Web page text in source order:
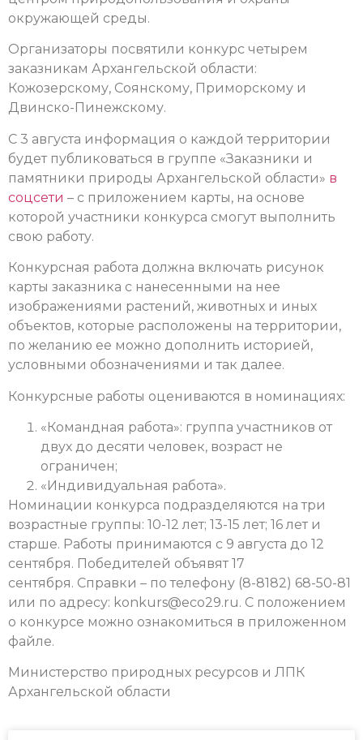
окружающей среды.
Организаторы посвятили конкурс четырем
заказникам Архангельской области:
Кожозерскому, Соянскому, Приморскому и
Двинско-Пинежскому.
С 3 августа информация о каждой территории
будет публиковаться в группе «Заказники и
памятники природы Архангельской области» в
соцсети – с приложением карты, на основе
которой участники конкурса смогут выполнить
свою работу.
Конкурсная работа должна включать рисунок
карты заказника с нанесенными на нее
изображениями растений, животных и иных
объектов, которые расположены на территории,
по желанию ее можно дополнить историей,
условными обозначениями и так далее.
Конкурсные работы оцениваются в номинациях:
«Командная работа»: группа участников от
двух до десяти человек, возраст не
ограничен;
«Индивидуальная работа».
Номинации конкурса подразделяются на три
возрастные группы: 10-12 лет; 13-15 лет; 16 лет и
старше. Работы принимаются с 9 августа до 12
сентября. Победителей объявят 17
сентября. Справки – по телефону (8-8182) 68-50-81
или по адресу: konkurs@eco29.ru. С положением
о конкурсе можно ознакомиться в приложенном
файле.
Министерство природных ресурсов и ЛПК
Архангельской области